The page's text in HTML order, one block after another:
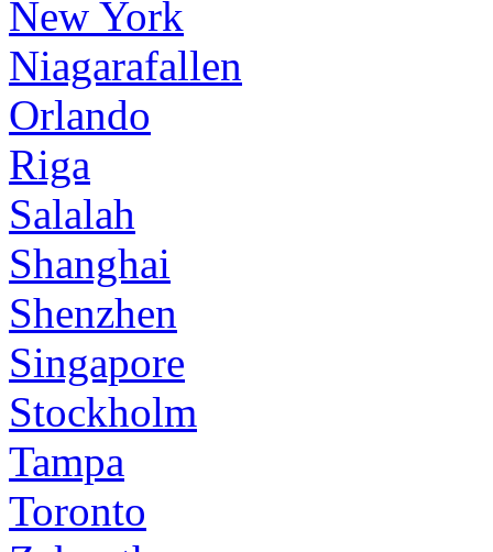
New York
Niagarafallen
Orlando
Riga
Salalah
Shanghai
Shenzhen
Singapore
Stockholm
Tampa
Toronto